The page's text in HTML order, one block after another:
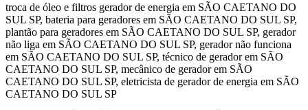
troca de óleo e filtros gerador de energia em SÃO CAETANO DO
SUL SP, bateria para geradores em SÃO CAETANO DO SUL SP,
plantão para geradores em SÃO CAETANO DO SUL SP, gerador
não liga em SÃO CAETANO DO SUL SP, gerador não funciona
em SÃO CAETANO DO SUL SP, técnico de gerador em SÃO
CAETANO DO SUL SP, mecânico de gerador em SÃO
CAETANO DO SUL SP, eletricista de gerador de energia em SÃO
CAETANO DO SUL SP